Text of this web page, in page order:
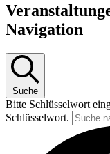
Navigation
Suche
Bitte Schlüsselwort
Schlüsselwort.